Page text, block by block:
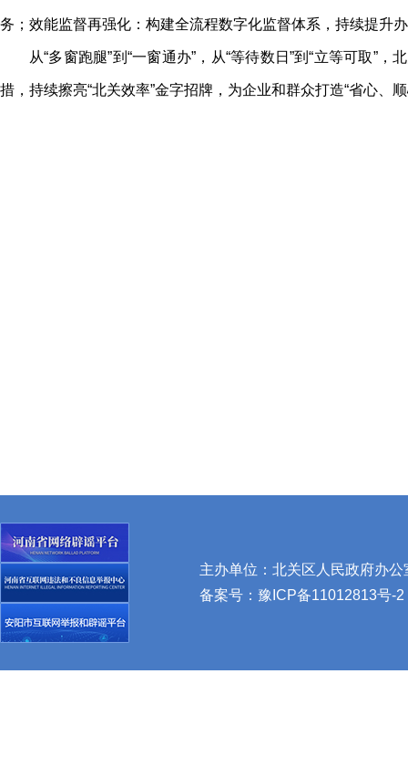
务；效能监督再强化：构建全流程数字化监督体系，持续提升
从“多窗跑腿”到“一窗通办”，从“等待数日”到“立等可取”
措，持续擦亮“北关效率”金字招牌，为企业和群众打造“省心、
主办单位：北关区人民政府办
备案号： 豫ICP备11012813号-2